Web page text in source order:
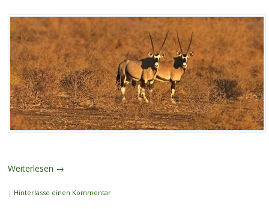
Weiterlesen →
| Hinterlasse einen Kommentar